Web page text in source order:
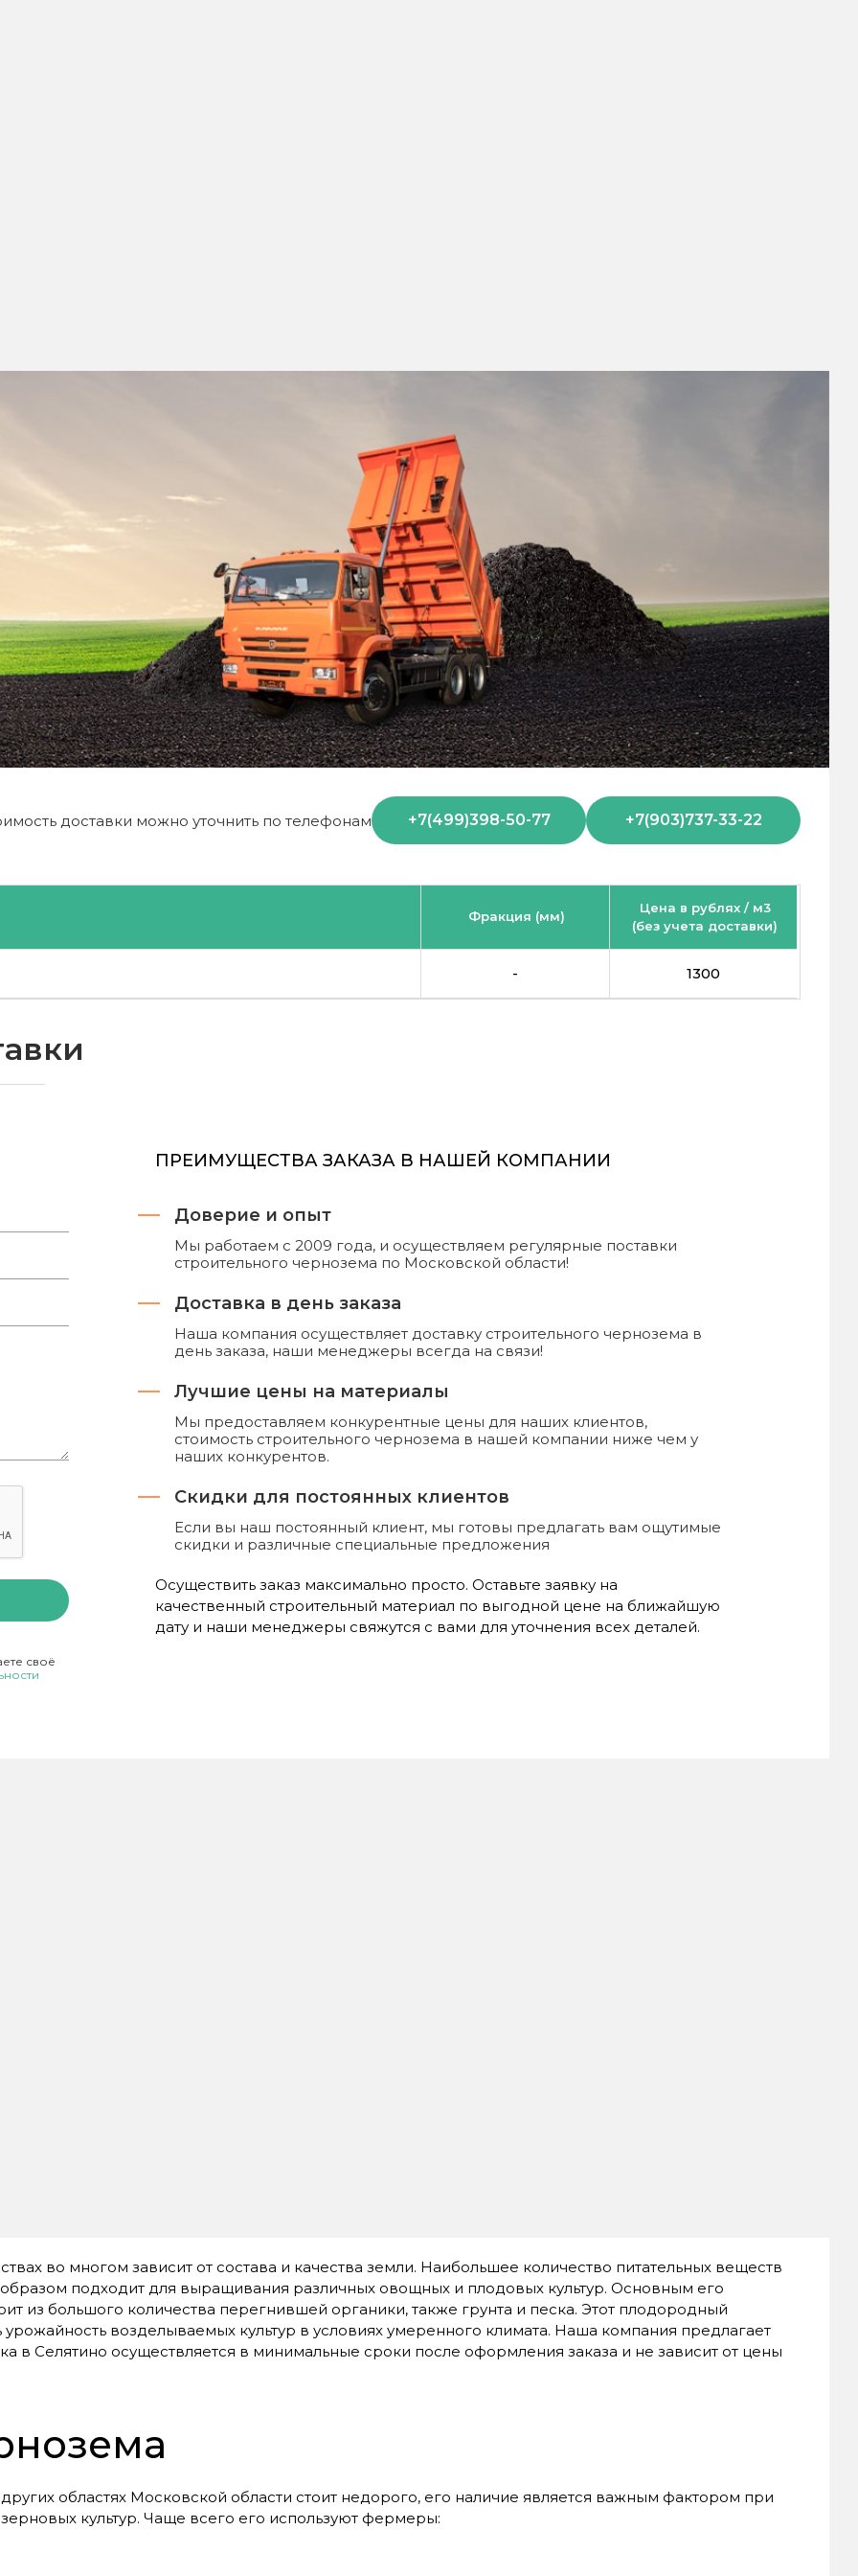
доставки можно уточнить по телефонам +7(499)398-50-77 +7(903)737-33-22
Фракция (мм)
Цена в рублях / м3
(без учета доставки)
- 1300
своё
ПРЕИМУЩЕСТВА ЗАКАЗА В НАШЕЙ КОМПАНИИ
Доверие и опыт
Мы работаем с 2009 года, и осуществляем регулярные поставки
строительного чернозема по Московской области!
Доставка в день заказа
Наша компания осуществляет доставку строительного чернозема в
день заказа, наши менеджеры всегда на связи!
Лучшие цены на материалы
Мы предоставляем конкурентные цены для наших клиентов,
стоимость строительного чернозема в нашей компании ниже чем у
наших конкурентов.
Скидки для постоянных клиентов
Если вы наш постоянный клиент, мы готовы предлагать вам ощутимые
скидки и различные специальные предложения
Осуществить заказ максимально просто. Оставьте заявку на
качественный строительный материал по выгодной цене на ближайшую
дату и наши менеджеры свяжутся с вами для уточнения всех деталей.
во многом зависит от состава и качества земли. Наибольшее количество питательных веществ
подходит для выращивания различных овощных и плодовых культур. Основным его
из большого количества перегнившей органики, также грунта и песка. Этот плодородный
возделываемых культур в условиях умеренного климата. Наша компания предлагает
в Селятино осуществляется в минимальные сроки после оформления заказа и не зависит от цены
областях Московской области стоит недорого, его наличие является важным фактором при
культур. Чаще всего его используют фермеры: